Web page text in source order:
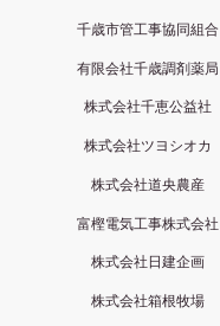
千歳市管工事協同組合
有限会社千歳調剤薬局
株式会社千恵公益社
株式会社ツヨシオカ
株式会社道央農産
富樫電気工事株式会社
株式会社日建企画
株式会社箱根牧場